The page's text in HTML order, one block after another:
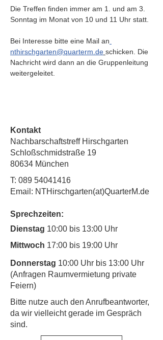
Die Treffen finden immer am 1. und am 3.
Sonntag im Monat von 10 und 11 Uhr statt.
Bei Interesse bitte eine Mail an
nthirschgarten@quarterm.de schicken. Die
Nachricht wird dann an die Gruppenleitung
weitergeleitet.
Kontakt
Nachbarschaftstreff Hirschgarten
Schloßschmidstraße 19
80634 München
T: 089 54041416
Email: NTHirschgarten(at)QuarterM.de
Sprechzeiten:
Dienstag 10:00 bis 13:00 Uhr
Mittwoch 17:00 bis 19:00 Uhr
Donnerstag 10:00 Uhr bis 13:00 Uhr
(Anfragen Raumvermietung private
Feiern)
​Bitte nutze auch den Anrufbeantworter,
da wir vielleicht gerade im Gespräch
sind.